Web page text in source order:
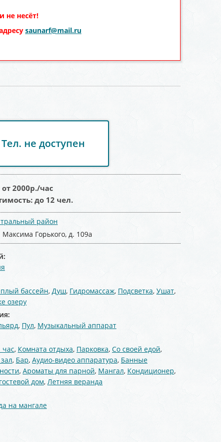
не несёт!
saunarf@mail.ru
Тел. не доступен
от 2000р./час
до 12 чел.
район
Максима Горького, д. 109а
бассейн, Душ, Гидромассаж, Подсветка, Ушат,
озеру
, Пул, Музыкальный аппарат
, Комната отдыха, Парковка, Со своей едой,
, Бар, Аудио-видео аппаратура, Банные
, Ароматы для парной, Мангал, Кондиционер,
дом, Летняя веранда
на мангале